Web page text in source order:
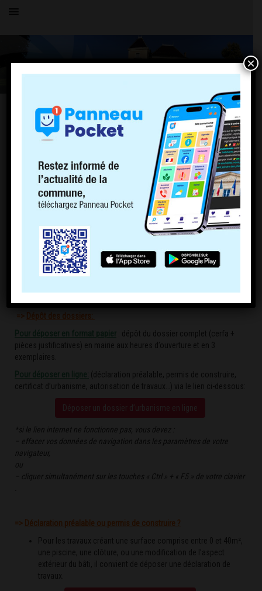
URBANISME
PLU approuvé le 12 novembre 2024.
Les documents sont consultables :
dans l’onglet PLU sur la page d’accueil,
en mairie aux heures d’ouverture
ou sur le site de
Déclaration préalable, permis de construire, de démolir, d’aménager,
certificat d’urbanisme : autant de démarches pour lesquels vous
=> D épôt des dossiers:
Pour déposer en format papier : dépôt du dossier complet (cerfa +
pièces justificatives) en mairie aux heures d’ouverture et en 3
exemplaires.
Pour déposer en ligne: (déclaration préalable, permis de construire,
certificat d’urbanisme, autorisation de travaux…) via le lien ci-dessous:
Déposer un dossier d’urbanisme en ligne
*si le lien internet ne fonctionne pas, vous devez :
– effacer vos données de navigation dans les paramètres de votre
navigateur,
ou
– cliquer simultanément sur les touches « Ctrl » + « F5 » de votre clavier
=> Déclaration préalable ou permis de construire ?
Pour les travaux créant une surface comprise entre 0 et 40m²,
une piscine, une clôture, ou une modification de l’aspect
extérieur du bâti, il convient de déposer une déclaration de
travaux.
×